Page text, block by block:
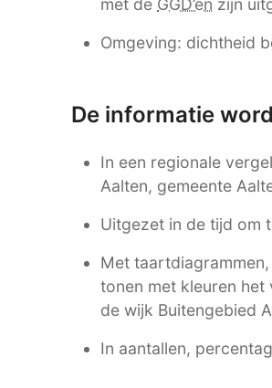
Omgeving: dichtheid
De informatie
In een regionale
Aalten, gemeente
Uitgezet in de tijd om
Met
tonen met kleuren het
de wijk Buitengebied
In aantallen,